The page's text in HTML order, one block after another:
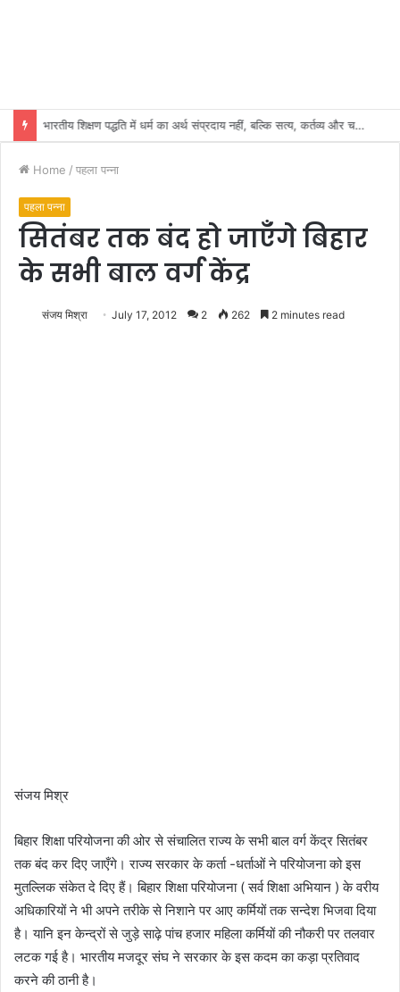
भारतीय शिक्षण पद्धति में धर्म का अर्थ संप्रदाय नहीं, बल्कि सत्य, कर्तव्य और चरित्र निर्माण है: विजय प्रकाश
Home / पहला पन्ना
पहला पन्ना
सितंबर तक बंद हो जाएँगे बिहार
के सभी बाल वर्ग केंद्र
संजय मिश्रा July 17, 2012 2 262 2 minutes read
संजय मिश्र
बिहार शिक्षा परियोजना की ओर से संचालित राज्य के सभी बाल वर्ग केंद्र सितंबर
तक बंद कर दिए जाएँगे। राज्य सरकार के कर्ता -धर्ताओं ने परियोजना को इस
मुतल्लिक संकेत दे दिए हैं। बिहार शिक्षा परियोजना ( सर्व शिक्षा अभियान ) के वरीय
अधिकारियों ने भी अपने तरीके से निशाने पर आए कर्मियों तक सन्देश भिजवा दिया
है। यानि इन केन्द्रों से जुड़े साढ़े पांच हजार महिला कर्मियों की नौकरी पर तलवार
लटक गई है। भारतीय मजदूर संघ ने सरकार के इस कदम का कड़ा प्रतिवाद
करने की ठानी है।